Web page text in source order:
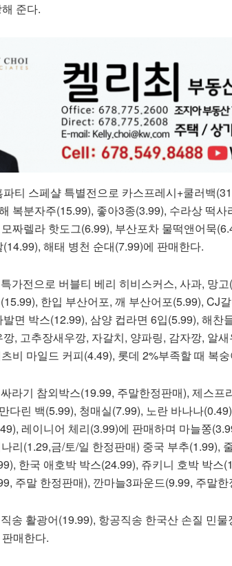
준다.
티 스페샬 특별전으로 카스프레시+쿨러백
복분자주(15.99), 좋아3종(3.99), 수라상 떡
짜렐라 핫도그(6.99), 부산포차 물떡앤어묵
해태 병천 순대(7.99)에 판매한다.
가전으로 버블티 베리 히비스커스, 사과, 망
한입 부산어포, 깨 부산어포(5.99), CJ
면 박스(12.99), 삼양 컵라면 6입(5.99), 해찬
, 고추장새우깡, 자갈치, 양파링, 감자깡, 알
비 마일드 커피(4.49), 롯데 2%부족할 때 복
라기 참외박스(19.99, 주말한정판매), 제스
다린 백(5.99), 청매실(7.99), 노란 바나나
레이니어 체리(3.99)에 판매하며 마늘쫑
리(1.29,금/토/일 한정판매) 중국 부추(1.99),
한국 애호박 박스(24.99), 쥬키니 호박 박스
주말 한정판매), 깐마늘3파운드(9.99, 주말
송 활광어(19.99), 항공직송 한국산 손질 민
매한다.